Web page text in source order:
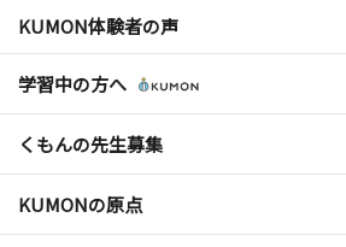
KUMON体験者の声
学習中の方へ
くもんの先生募集
KUMONの原点